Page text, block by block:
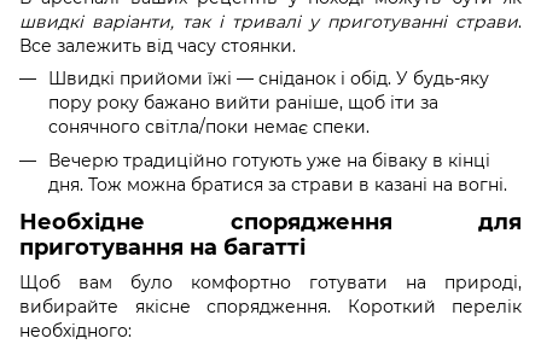
швидкі варіанти, так і тривалі у приготуванні страви.
Все залежить від часу стоянки.
Швидкі прийоми їжі — сніданок і обід. У будь-яку
пору року бажано вийти раніше, щоб іти за
сонячного світла/поки немає спеки.
Вечерю традиційно готують уже на біваку в кінці
дня. Тож можна братися за страви в казані на вогні.
Необхідне спорядження для
приготування на багатті
Щоб вам було комфортно готувати на природі,
вибирайте якісне спорядження. Короткий перелік
необхідного: